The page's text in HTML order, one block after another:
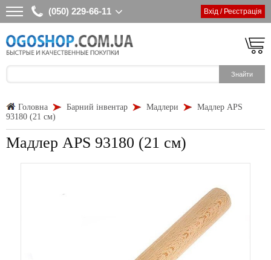
(050) 229-66-11 Вхід / Реєстрація
Головна Барний інвентар Мадлери
Мадлер APS
93180 (21 см)
Мадлер APS 93180 (21 см)